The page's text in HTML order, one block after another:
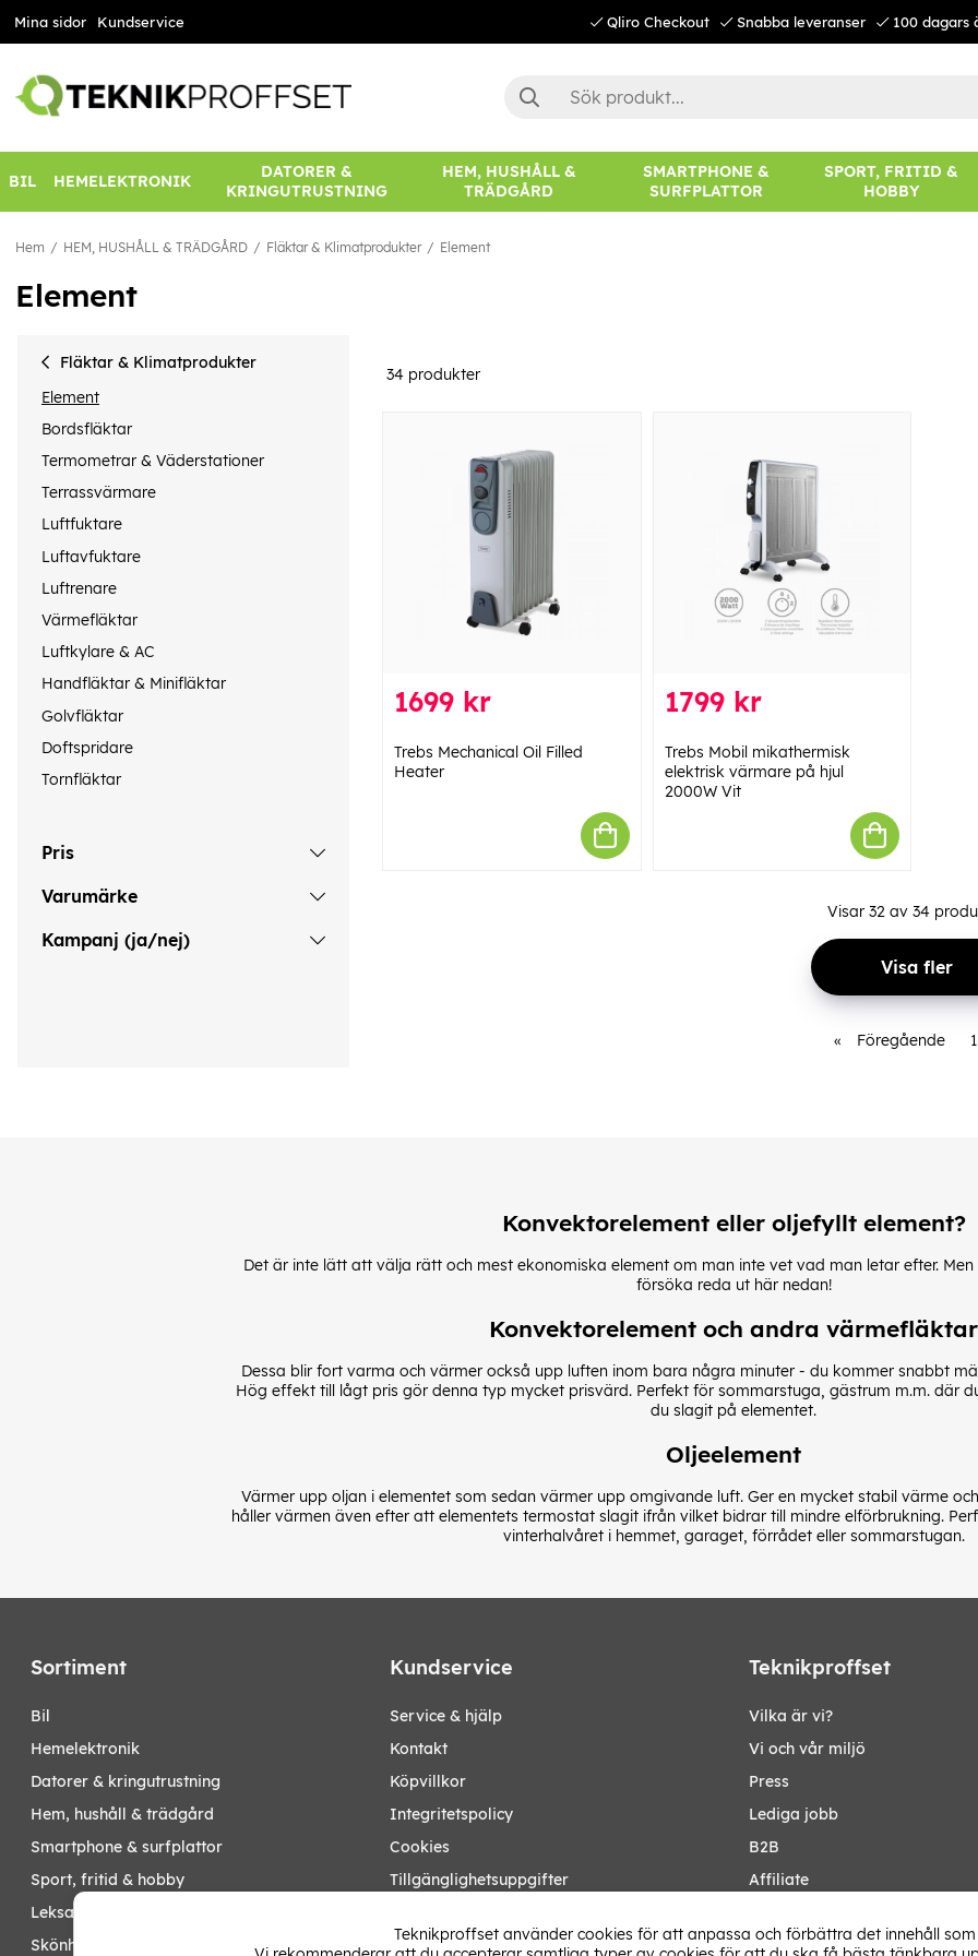
Mina sidor Kundservice Qliro Checkout Snabba leveranser 100 dagars
BIL HEMELEKTRONIK
DATORER &
KRINGUTRUSTNING
HEM, HUSHÅLL &
TRÄDGÅRD
SMARTPHONE &
SURFPLATTOR
SPORT, FRITID &
HOBBY
Hem HEM, HUSHÅLL & TRÄDGÅRD Fläktar & Klimatprodukter Element
Element
Fläktar & Klimatprodukter
Element
Bordsfläktar
Termometrar & Väderstationer
Terrassvärmare
Luftfuktare
Luftavfuktare
Luftrenare
Värmefläktar
Luftkylare & AC
Handfläktar & Minifläktar
Golvfläktar
Doftspridare
Tornfläktar
Pris
Varumärke
Kampanj (ja/nej)
34 produkter
1699 kr
Trebs Mechanical Oil Filled
Heater
1799 kr
Trebs Mobil mikathermisk
elektrisk värmare på hjul
2000W Vit
Visar 32 av 34
Visa fler
« Föregående 1
Konvektorelement eller oljefyllt element?
Det är inte lätt att välja rätt och mest ekonomiska element om man inte vet vad man letar efter.
försöka reda ut här nedan!
Konvektorelement och andra värmefläktar
Dessa blir fort varma och värmer också upp luften inom bara några minuter - du kommer snabbt
Hög effekt till lågt pris gör denna typ mycket prisvärd. Perfekt för sommarstuga, gästrum m.m. där
du slagit på elementet.
Oljeelement
Värmer upp oljan i elementet som sedan värmer upp omgivande luft. Ger en mycket stabil värme
håller värmen även efter att elementets termostat slagit ifrån vilket bidrar till mindre elförbrukning.
vinterhalvåret i hemmet, garaget, förrådet eller sommarstugan.
Sortiment
bil
hemelektronik
datorer & kringutrustning
hem, hushåll & trädgård
smartphone & surfplattor
sport, fritid & hobby
leksaker, barn- & babyprodukter
skönhet & hälsa
Kundservice
Service & hjälp
Kontakt
Köpvillkor
Integritetspolicy
Cookies
Tillgänglighetsuppgifter
Teknikproffset
Vilka är vi?
Vi och vår miljö
Press
Lediga jobb
B2B
Affiliate
Ändra Land
Teknikproffset använder cookies för att anpassa och förbättra det innehåll